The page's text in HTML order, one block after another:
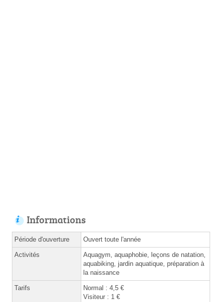
Informations
Période d'ouverture Ouvert toute l'année
Activités
Aquagym, aquaphobie, leçons de natation,
aquabiking, jardin aquatique, préparation à
la naissance
Tarifs
Normal : 4,5 €
Visiteur : 1 €